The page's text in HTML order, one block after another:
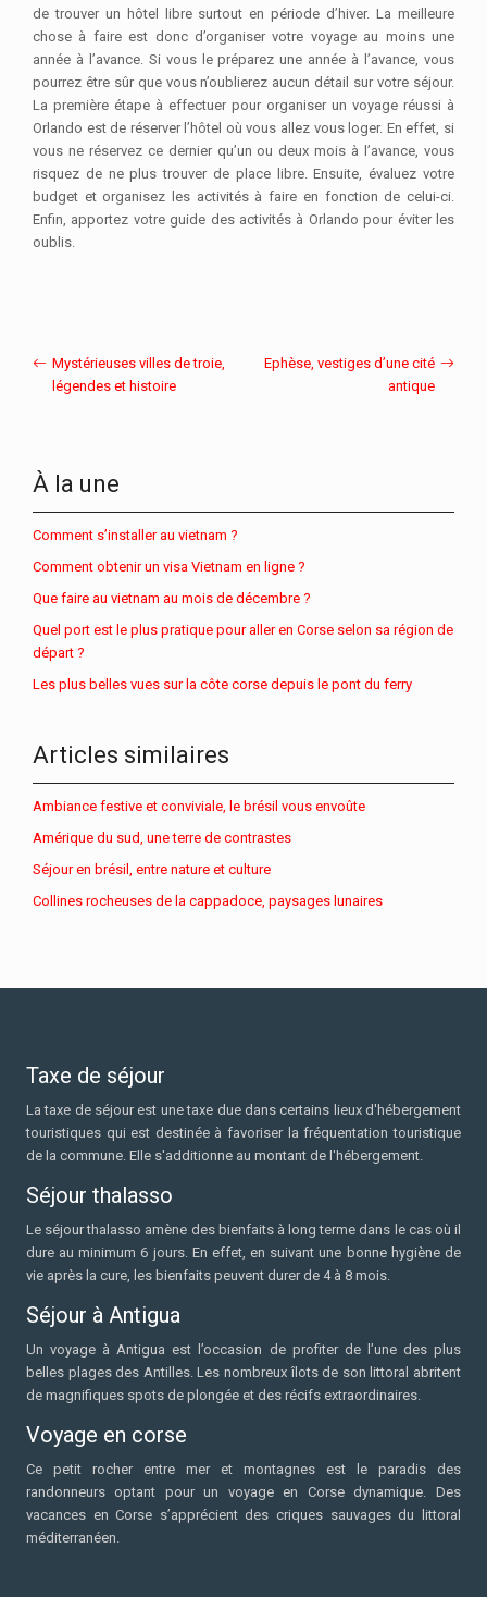
de trouver un hôtel libre surtout en période d’hiver. La meilleure
chose à faire est donc d’organiser votre voyage au moins une
année à l’avance. Si vous le préparez une année à l’avance, vous
pourrez être sûr que vous n’oublierez aucun détail sur votre séjour.
La première étape à effectuer pour organiser un voyage réussi à
Orlando est de réserver l’hôtel où vous allez vous loger. En effet, si
vous ne réservez ce dernier qu’un ou deux mois à l’avance, vous
risquez de ne plus trouver de place libre. Ensuite, évaluez votre
budget et organisez les activités à faire en fonction de celui-ci.
Enfin, apportez votre guide des activités à Orlando pour éviter les
oublis.
Mystérieuses villes de troie,
légendes et histoire
Ephèse, vestiges d’une cité
antique
À la une
Comment s’installer au vietnam ?
Comment obtenir un visa Vietnam en ligne ?
Que faire au vietnam au mois de décembre ?
Quel port est le plus pratique pour aller en Corse selon sa région de
départ ?
Les plus belles vues sur la côte corse depuis le pont du ferry
Articles similaires
Ambiance festive et conviviale, le brésil vous envoûte
Amérique du sud, une terre de contrastes
Séjour en brésil, entre nature et culture
Collines rocheuses de la cappadoce, paysages lunaires
Taxe de séjour
La taxe de séjour est une taxe due dans certains lieux d'hébergement
touristiques qui est destinée à favoriser la fréquentation touristique
de la commune. Elle s'additionne au montant de l'hébergement.
Séjour thalasso
Le séjour thalasso amène des bienfaits à long terme dans le cas où il
dure au minimum 6 jours. En effet, en suivant une bonne hygiène de
vie après la cure, les bienfaits peuvent durer de 4 à 8 mois.
Séjour à Antigua
Un voyage à Antigua est l’occasion de profiter de l’une des plus
belles plages des Antilles. Les nombreux îlots de son littoral abritent
de magnifiques spots de plongée et des récifs extraordinaires.
Voyage en corse
Ce petit rocher entre mer et montagnes est le paradis des
randonneurs optant pour un voyage en Corse dynamique. Des
vacances en Corse s’apprécient des criques sauvages du littoral
méditerranéen.